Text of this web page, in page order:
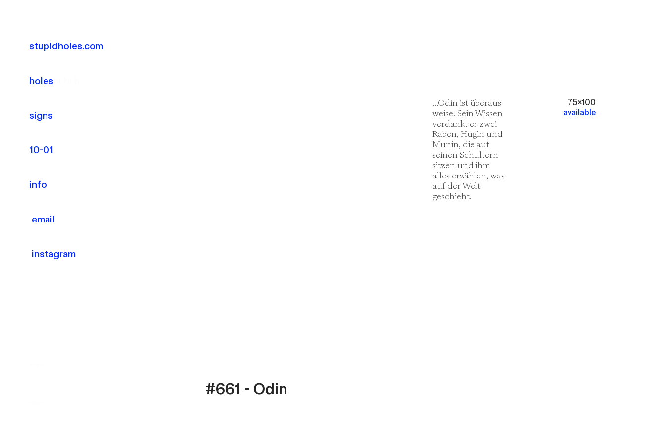
stupidholes.com
holes
signs
10-01
info
email
instagram
#661 - Odin
...Odin ist überaus
weise. Sein Wissen
verdankt er zwei
Raben, Hugin und
Munin, die auf
seinen Schultern
sitzen und ihm
alles erzählen, was
auf der Welt
geschieht.
75x100
available